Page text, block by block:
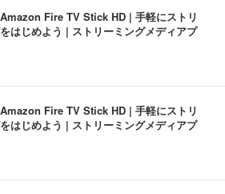
Amazon Fire TV Stick HD | 手軽にストリ
はじめよう | ストリーミングメディアプ
Amazon Fire TV Stick HD | 手軽にストリ
はじめよう | ストリーミングメディアプ